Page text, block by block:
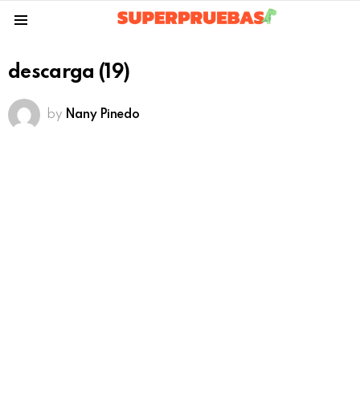
descarga (19)
by Nany Pinedo